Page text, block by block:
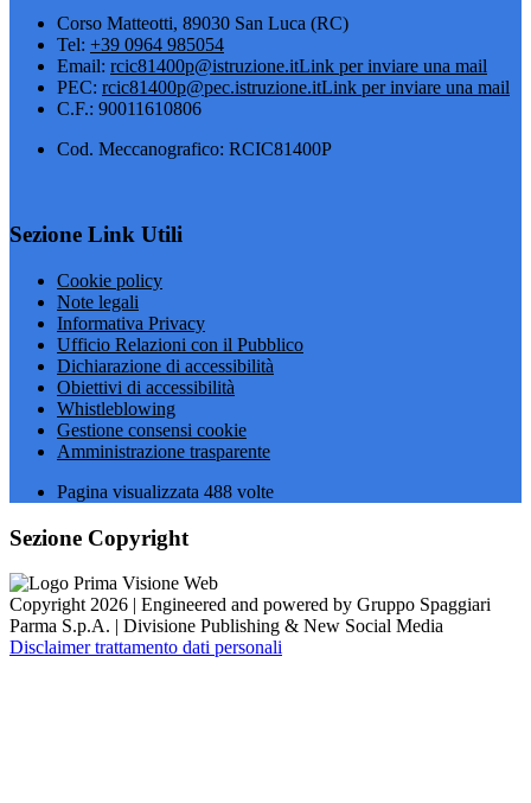
Corso Matteotti, 89030 San Luca (RC)
Tel: +39 0964 985054
Email: rcic81400p@istruzione.itLink per inviare una mail
PEC: rcic81400p@pec.istruzione.itLink per inviare una mail
C.F.: 90011610806
Cod. Meccanografico: RCIC81400P
Sezione Link Utili
Cookie policy
Note legali
Informativa Privacy
Ufficio Relazioni con il Pubblico
Dichiarazione di accessibilità
Obiettivi di accessibilità
Whistleblowing
Gestione consensi cookie
Amministrazione trasparente
Pagina visualizzata 488 volte
Sezione Copyright
Copyright 2026 | Engineered and powered by Gruppo Spaggiari
Parma S.p.A. | Divisione Publishing & New Social Media
Disclaimer trattamento dati personali